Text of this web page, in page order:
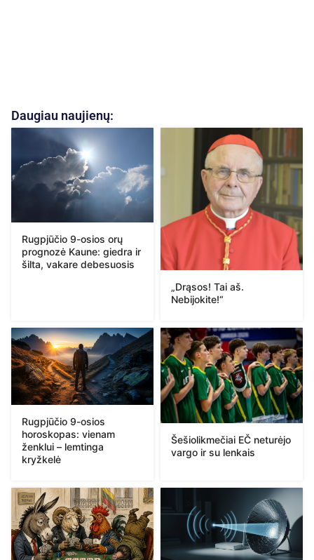
Daugiau naujienų:
Rugpjūčio 9-osios orų
prognozė Kaune: giedra ir
šilta, vakare debesuosis
„Drąsos! Tai aš.
Nebijokite!“
Rugpjūčio 9-osios
horoskopas: vienam
ženklui – lemtinga
kryžkelė
Šešiolikmečiai EČ neturėjo
vargo ir su lenkais